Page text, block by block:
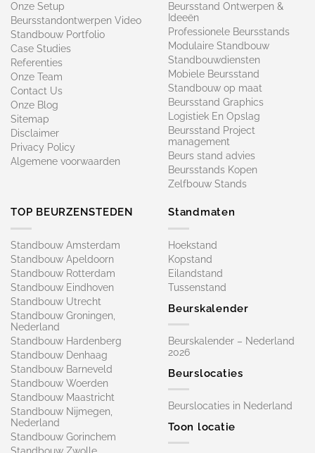
Onze Setup
Beursstandontwerpen Video
Standbouw Portfolio
Case Studies
Referenties
Onze Team
Contact Us
Onze Blog
Sitemap
Disclaimer
Privacy Policy
Algemene voorwaarden
Beursstand Ontwerpen &
Ideeën
Professionele Beursstands
Modulaire Standbouw
Standbouwdiensten
Mobiele Beursstand
Standbouw op maat​
Beursstand Graphics
Logistiek En Opslag
Beursstand Project
management
Beurs stand advies
Beursstands Kopen
Zelfbouw Stands
TOP BEURZENSTEDEN
Standbouw Amsterdam
Standbouw Apeldoorn
Standbouw Rotterdam
Standbouw Eindhoven
Standbouw Utrecht
Standbouw Groningen,
Nederland
Standbouw Hardenberg
Standbouw Denhaag
Standbouw Barneveld
Standbouw Woerden
Standbouw Maastricht
Standbouw Nijmegen,
Nederland
Standbouw Gorinchem
Standbouw Zwolle
Standmaten
Hoekstand
Kopstand
Eilandstand
Tussenstand
Beurskalender
Beurskalender – Nederland
2026
Beurslocaties
Beurslocaties in Nederland
Toon locatie